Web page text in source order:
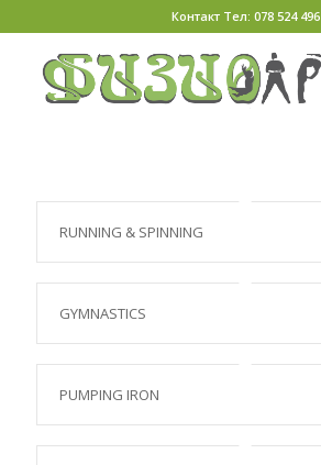
Контакт Тел: 078 524 496
RUNNING & SPINNING
GYMNASTICS
PUMPING IRON